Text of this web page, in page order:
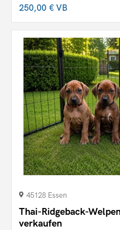
250,00 €VB
45128 Essen
Thai-Ridgeback-
verkaufen